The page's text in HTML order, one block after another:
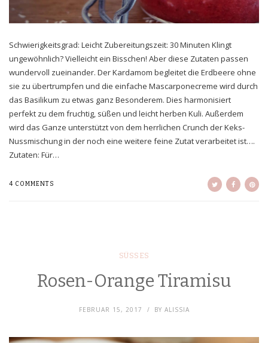
Schwierigkeitsgrad: Leicht Zubereitungszeit: 30 Minuten Klingt
ungewöhnlich? Vielleicht ein Bisschen! Aber diese Zutaten passen
wundervoll zueinander. Der Kardamom begleitet die Erdbeere ohne
sie zu übertrumpfen und die einfache Mascarponecreme wird durch
das Basilikum zu etwas ganz Besonderem. Dies harmonisiert
perfekt zu dem fruchtig, süßen und leicht herben Kuli. Außerdem
wird das Ganze unterstützt von dem herrlichen Crunch der Keks-
Nussmischung in der noch eine weitere feine Zutat verarbeitet ist….
Zutaten: Für…
4 COMMENTS
SÜSSES
Rosen-Orange Tiramisu
FEBRUAR 15, 2017 BY ALISSIA